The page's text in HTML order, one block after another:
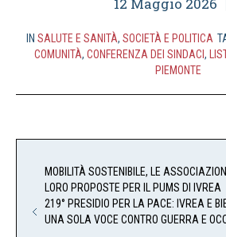
IN SALUTE E SANITÀ, SOCIETÀ E POLITICA
COMUNITÀ, CONFERENZA DEI SINDACI ,
PIEMONTE
MOBILITÀ SOSTENIBILE, LE
LORO PROPOSTE PER IL PUMS DI IVREA
219° PRESIDIO PER LA PACE: IVREA E
UNA SOLA VOCE CONTRO GUERRA E